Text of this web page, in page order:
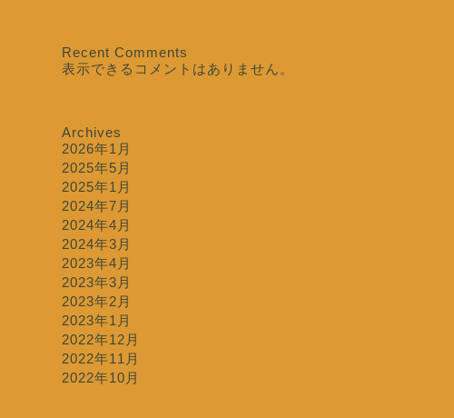
Recent Comments
表示できるコメントはありません。
Archives
2026年1月
2025年5月
2025年1月
2024年7月
2024年4月
2024年3月
2023年4月
2023年3月
2023年2月
2023年1月
2022年12月
2022年11月
2022年10月